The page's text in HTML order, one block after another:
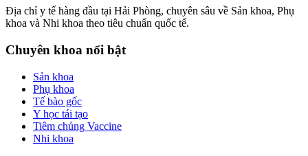
Địa chỉ y tế hàng đầu tại Hải Phòng, chuyên sâu về Sản khoa, Phụ
khoa và Nhi khoa theo tiêu chuẩn quốc tế.
Chuyên khoa nổi bật
Sản khoa
Phụ khoa
Tế bào gốc
Y học tái tạo
Tiêm chủng Vaccine
Nhi khoa